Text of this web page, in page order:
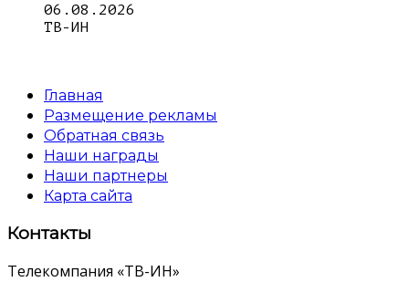
06.08.2026
ТВ-ИН
Главная
Размещение рекламы
Обратная связь
Наши награды
Наши партнеры
Карта сайта
Контакты
Телекомпания «ТВ-ИН»